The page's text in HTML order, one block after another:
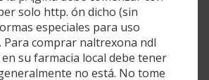
solo http. ón dicho (sin
especiales para uso
Para comprar naltrexona ndl
su farmacia local debe tener
no está. No tome